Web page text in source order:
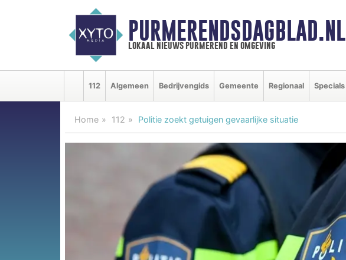
PURMERENDSDAGBLAD.NL
lokaal nieuws purmerend en omgeving
112 Algemeen Bedrijvengids Gemeente Regionaal Specials
Home 112 Politie zoekt getuigen gevaarlijke situatie